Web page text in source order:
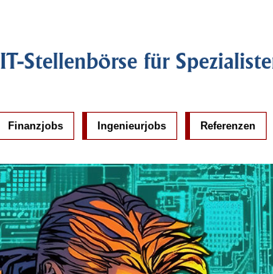
IT-Stellenbörse für
Finanzjobs Ingenieurjobs Referenzen